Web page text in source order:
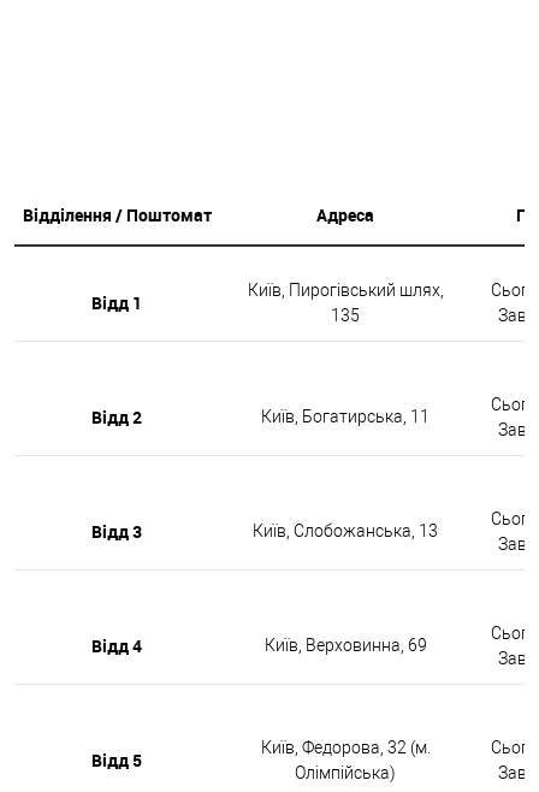
Відділення / Поштомат Адреса
Відд 1
Київ, Пирогівський шлях,
135
Відд 2 Київ, Богатирська, 11
Відд 3 Київ, Слобожанська, 13
Відд 4 Київ, Верховинна, 69
Відд 5
Київ, Федорова, 32 (м.
Олімпійська)